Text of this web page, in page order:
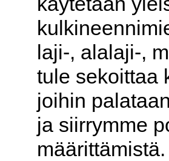
laji-, alalaji-,
tule sekoittaa
joihin
ja siirrymme
määrittämistä.